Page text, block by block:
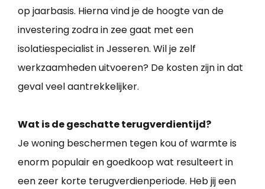
op jaarbasis. Hierna vind je de hoogte van de
investering zodra in zee gaat met een
isolatiespecialist in Jesseren. Wil je zelf
werkzaamheden uitvoeren? De kosten zijn in dat
geval veel aantrekkelijker.
Wat is de geschatte terugverdientijd?
Je woning beschermen tegen kou of warmte is
enorm populair en goedkoop wat resulteert in
een zeer korte terugverdienperiode. Heb jij een